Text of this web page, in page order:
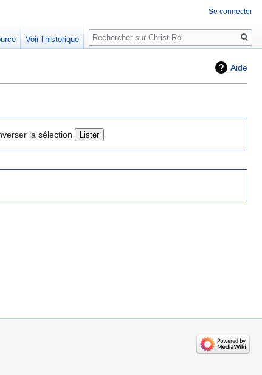
Aide
la sélection
Se connecter
Voir l’historique
Rechercher